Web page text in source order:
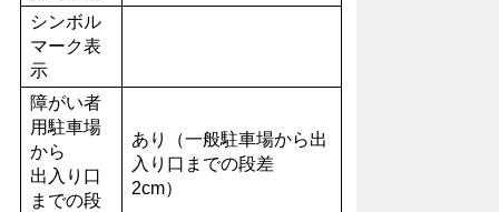
シンボル
マーク表
示
障がい者
用駐車場
から
出入り口
までの段
あり（一般駐車場から出
入り口までの段差
2cm）